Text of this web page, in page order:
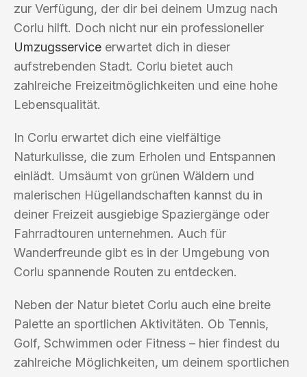
zur Verfügung, der dir bei deinem Umzug nach
Corlu hilft. Doch nicht nur ein professioneller
Umzugsservice erwartet dich in dieser
aufstrebenden Stadt. Corlu bietet auch
zahlreiche Freizeitmöglichkeiten und eine hohe
Lebensqualität.
In Corlu erwartet dich eine vielfältige
Naturkulisse, die zum Erholen und Entspannen
einlädt. Umsäumt von grünen Wäldern und
malerischen Hügellandschaften kannst du in
deiner Freizeit ausgiebige Spaziergänge oder
Fahrradtouren unternehmen. Auch für
Wanderfreunde gibt es in der Umgebung von
Corlu spannende Routen zu entdecken.
Neben der Natur bietet Corlu auch eine breite
Palette an sportlichen Aktivitäten. Ob Tennis,
Golf, Schwimmen oder Fitness – hier findest du
zahlreiche Möglichkeiten, um deinem sportlichen